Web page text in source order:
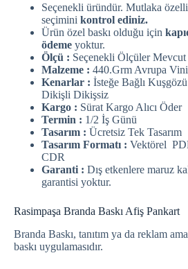
Seçenekli üründür. Mutlaka
seçimini kontrol ediniz.
Ürün özel baskı olduğu için
ödeme yoktur.
Ölçü : Seçenekli Ölçüler Mevcut
Malzeme : 440.Grm Avrupa
Kenarlar : İsteğe Bağlı
Dikişli Dikişsiz
Kargo : Sürat Kargo Alıcı Öder
Termin : 1/2 İş Günü
Tasarım : Ücretsiz Tek Tasarım
Tasarım Formatı : Vektörel
CDR
Garanti : Dış etkenlere maruz
garantisi yoktur.
Rasimpaşa Branda Baskı Afiş Pankart
Branda Baskı, tanıtım ya da reklam
baskı uygulamasıdır.